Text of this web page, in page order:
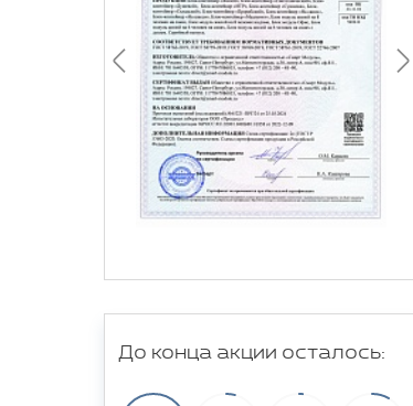
До конца акции осталось: